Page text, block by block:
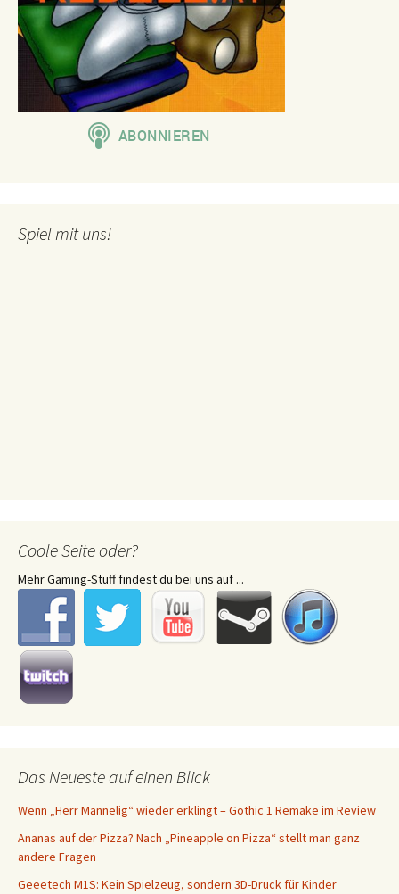
Spiel mit uns!
Coole Seite oder?
Mehr Gaming-Stuff findest du bei uns auf ...
Das Neueste auf einen Blick
Wenn „Herr Mannelig“ wieder erklingt – Gothic 1 Remake im Review
Ananas auf der Pizza? Nach „Pineapple on Pizza“ stellt man ganz
andere Fragen
Geeetech M1S: Kein Spielzeug, sondern 3D-Druck für Kinder